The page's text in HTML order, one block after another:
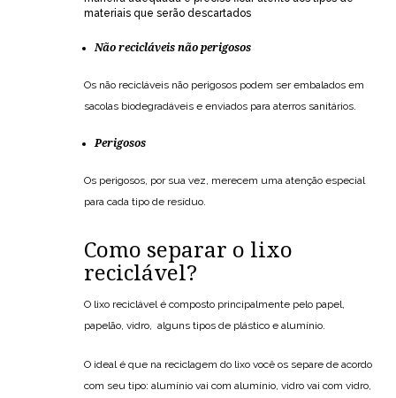
materiais que serão descartados
Não recicláveis não perigosos
Os não recicláveis não perigosos podem ser embalados em
sacolas biodegradáveis e enviados para aterros sanitários.
Perigosos
Os perigosos, por sua vez, merecem uma atenção especial
para cada tipo de resíduo.
Como separar o lixo
reciclável?
O lixo reciclável é composto principalmente pelo papel,
papelão, vidro, alguns tipos de plástico e alumínio.
O ideal é que na reciclagem do lixo você os separe de acordo
com seu tipo: alumínio vai com alumínio, vidro vai com vidro,